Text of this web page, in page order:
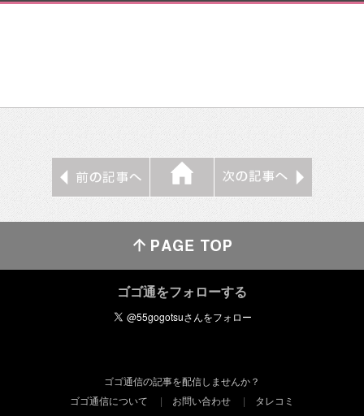
ゴゴ通をフォローする
ゴゴ通信の記事を配信しませんか？
ゴゴ通信について
お問い合わせ タレコミ